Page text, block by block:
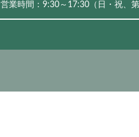
営業時間：9:30～17:30（⽇・祝、